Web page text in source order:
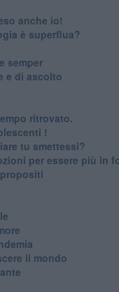
anche io!
è superflua?
semper
e di ascolto
ritrovato.
!
tu smettessi?
per essere più in
il mondo